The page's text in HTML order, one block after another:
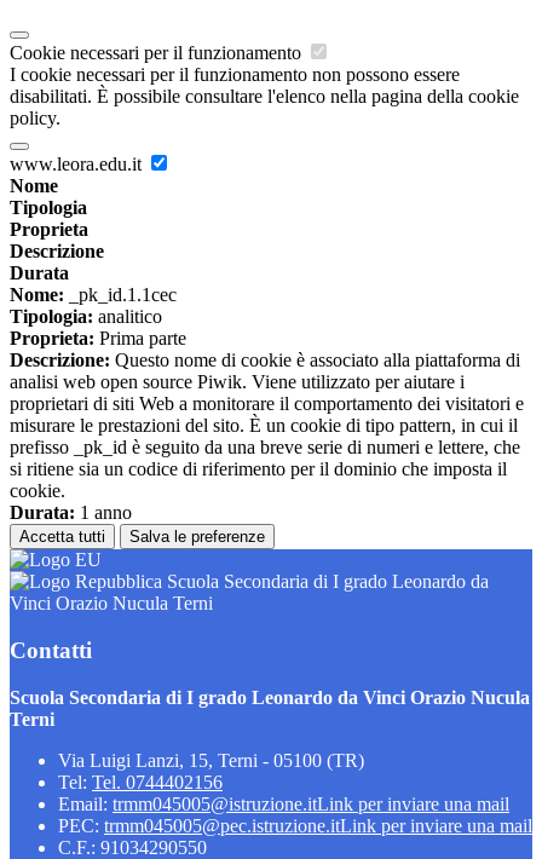
Cookie necessari per il funzionamento
I cookie necessari per il funzionamento non possono essere
disabilitati. È possibile consultare l'elenco nella pagina della cookie
policy.
www.leora.edu.it
Nome
Tipologia
Proprieta
Descrizione
Durata
Nome: _pk_id.1.1cec
Tipologia: analitico
Proprieta: Prima parte
Descrizione: Questo nome di cookie è associato alla piattaforma di
analisi web open source Piwik. Viene utilizzato per aiutare i
proprietari di siti Web a monitorare il comportamento dei visitatori e
misurare le prestazioni del sito. È un cookie di tipo pattern, in cui il
prefisso _pk_id è seguito da una breve serie di numeri e lettere, che
si ritiene sia un codice di riferimento per il dominio che imposta il
cookie.
Durata: 1 anno
Accetta tutti Salva le preferenze
Scuola Secondaria di I grado Leonardo da
Vinci Orazio Nucula Terni
Contatti
Scuola Secondaria di I grado Leonardo da Vinci Orazio Nucula
Terni
Via Luigi Lanzi, 15, Terni - 05100 (TR)
Tel: Tel. 0744402156
Email: trmm045005@istruzione.itLink per inviare una mail
PEC: trmm045005@pec.istruzione.itLink per inviare una mail
C.F.: 91034290550